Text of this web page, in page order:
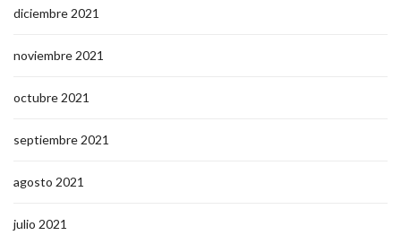
diciembre 2021
noviembre 2021
octubre 2021
septiembre 2021
agosto 2021
julio 2021